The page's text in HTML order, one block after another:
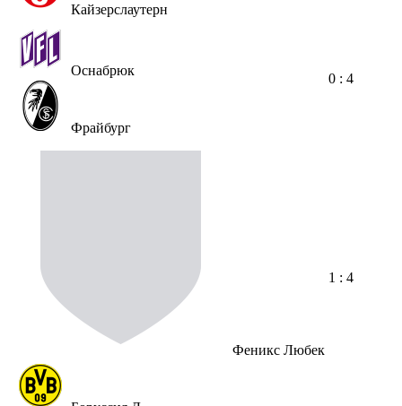
Кайзерслаутерн
Оснабрюк
Фрайбург
0 : 4
Феникс Любек
1 : 4